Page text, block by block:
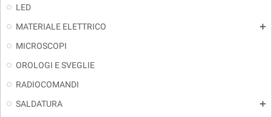
LED
MATERIALE ELETTRICO
add
MICROSCOPI
OROLOGI E SVEGLIE
RADIOCOMANDI
SALDATURA
add